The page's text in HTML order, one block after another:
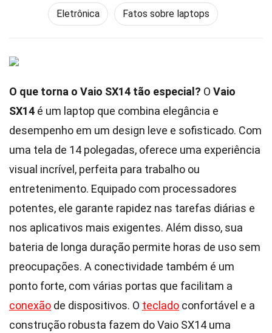
Eletrônica Fatos sobre laptops
O que torna o Vaio SX14 tão especial? O Vaio
SX14 é um laptop que combina elegância e
desempenho em um design leve e sofisticado. Com
uma tela de 14 polegadas, oferece uma experiência
visual incrível, perfeita para trabalho ou
entretenimento. Equipado com processadores
potentes, ele garante rapidez nas tarefas diárias e
nos aplicativos mais exigentes. Além disso, sua
bateria de longa duração permite horas de uso sem
preocupações. A conectividade também é um
ponto forte, com várias portas que facilitam a
conexão de dispositivos. O teclado confortável e a
construção robusta fazem do Vaio SX14 uma